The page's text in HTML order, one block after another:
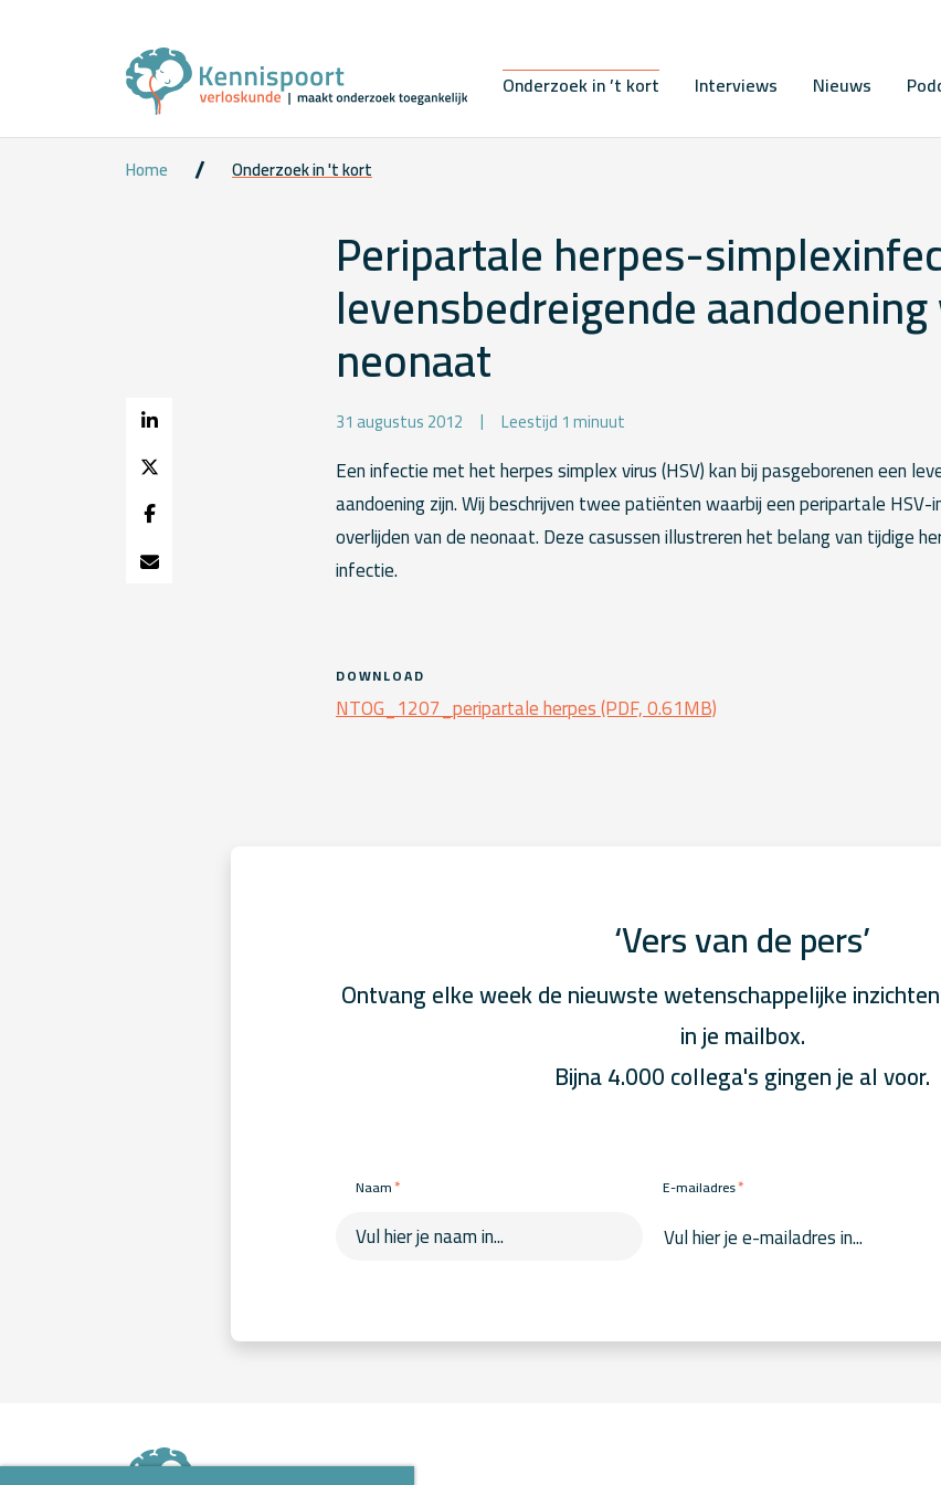
Onderzoek in ’t kort Interviews Nieuws
Home Onderzoek in 't kort
Peripartale herpes-
levensbedreigende
neonaat
31 augustus 2012 Leestijd 1 minuut
Een infectie met het herpes simplex virus (HSV) kan bij pasgeborenen een
aandoening zijn. Wij beschrijven twee patiënten waarbij een peripartale
overlijden van de neonaat. Deze casussen illustreren het belang van tijdige
infectie.
DOWNLOAD
NTOG_1207_peripartale herpes (PDF, 0.61MB)
‘Vers van de pers’
Ontvang elke week de nieuwste wetenschappelijke
in je mailbox.
Bijna 4.000 collega's gingen je al voor.
Naam* E-mailadres*